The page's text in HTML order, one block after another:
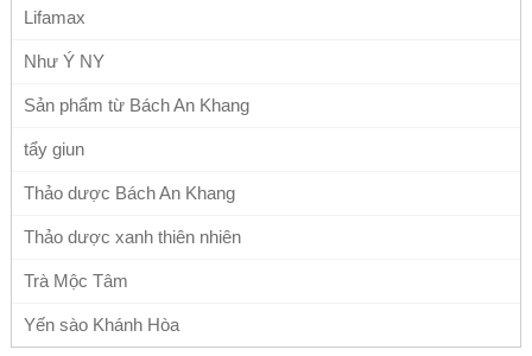
Lifamax
Như Ý NY
Sản phẩm từ Bách An Khang
tẩy giun
Thảo dược Bách An Khang
Thảo dược xanh thiên nhiên
Trà Mộc Tâm
Yến sào Khánh Hòa